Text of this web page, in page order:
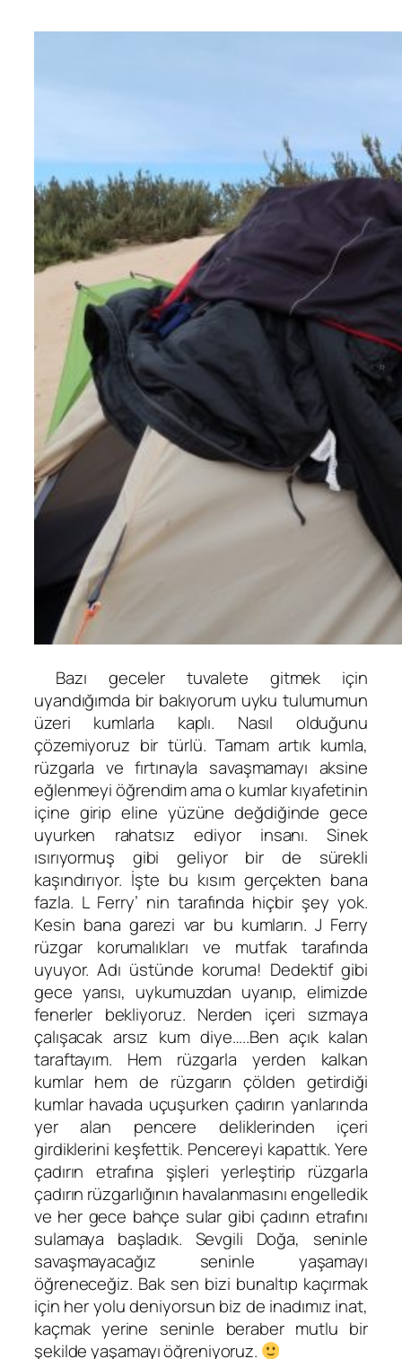
Bazı geceler tuvalete gitmek için
uyandığımda bir bakıyorum uyku tulumumun
üzeri kumlarla kaplı. Nasıl olduğunu
çözemiyoruz bir türlü. Tamam artık kumla,
rüzgarla ve fırtınayla savaşmamayı aksine
eğlenmeyi öğrendim ama o kumlar kıyafetinin
içine girip eline yüzüne değdiğinde gece
uyurken rahatsız ediyor insanı. Sinek
ısırıyormuş gibi geliyor bir de sürekli
kaşındırıyor. İşte bu kısım gerçekten bana
fazla. L Ferry’ nin tarafında hiçbir şey yok.
Kesin bana garezi var bu kumların. J Ferry
rüzgar korumalıkları ve mutfak tarafında
uyuyor. Adı üstünde koruma! Dedektif gibi
gece yarısı, uykumuzdan uyanıp, elimizde
fenerler bekliyoruz. Nerden içeri sızmaya
çalışacak arsız kum diye…..Ben açık kalan
taraftayım. Hem rüzgarla yerden kalkan
kumlar hem de rüzgarın çölden getirdiği
kumlar havada uçuşurken çadırın yanlarında
yer alan pencere deliklerinden içeri
girdiklerini keşfettik. Pencereyi kapattık. Yere
çadırın etrafına şişleri yerleştirip rüzgarla
çadırın rüzgarlığının havalanmasını engelledik
ve her gece bahçe sular gibi çadırın etrafını
sulamaya başladık. Sevgili Doğa, seninle
savaşmayacağız seninle yaşamayı
öğreneceğiz. Bak sen bizi bunaltıp kaçırmak
için her yolu deniyorsun biz de inadımız inat,
kaçmak yerine seninle beraber mutlu bir
şekilde yaşamayı öğreniyoruz.